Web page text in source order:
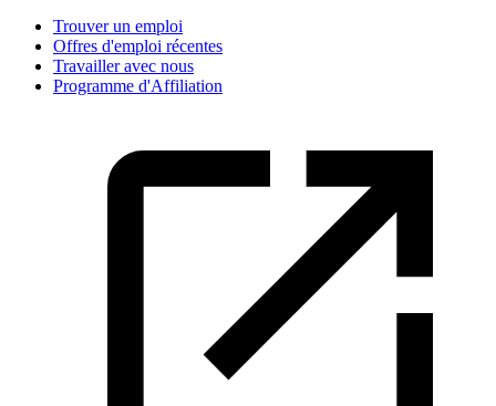
Trouver un emploi
Offres d'emploi récentes
Travailler avec nous
Programme d'Affiliation